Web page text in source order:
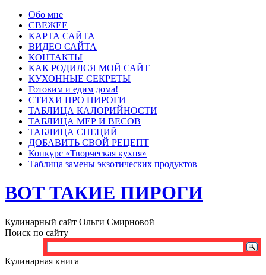
Обо мне
СВЕЖЕЕ
КАРТА САЙТА
ВИДЕО САЙТА
КОНТАКТЫ
КАК РОДИЛСЯ МОЙ САЙТ
КУХОННЫЕ СЕКРЕТЫ
Готовим и едим дома!
СТИХИ ПРО ПИРОГИ
ТАБЛИЦА КАЛОРИЙНОСТИ
ТАБЛИЦА МЕР И ВЕСОВ
ТАБЛИЦА СПЕЦИЙ
ДОБАВИТЬ СВОЙ РЕЦЕПТ
Конкурс «Творческая кухня»
Таблица замены экзотических продуктов
ВОТ ТАКИЕ ПИРОГИ
Кулинарный сайт Ольги Смирновой
Поиск по сайту
Кулинарная книга